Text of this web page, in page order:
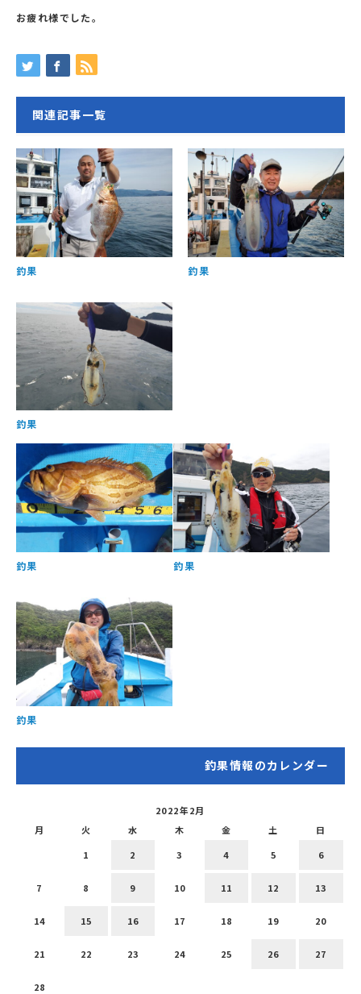
お疲れ様でした。
関連記事一覧
釣果 釣果
釣果
釣果 釣果
釣果
釣果情報のカレンダー
2022年2月
月
火 水 木 金 土 日
1 2 3 4 5 6
7 8 9 10 11 12 13
14 15 16 17 18 19 20
21 22 23 24 25 26 27
28